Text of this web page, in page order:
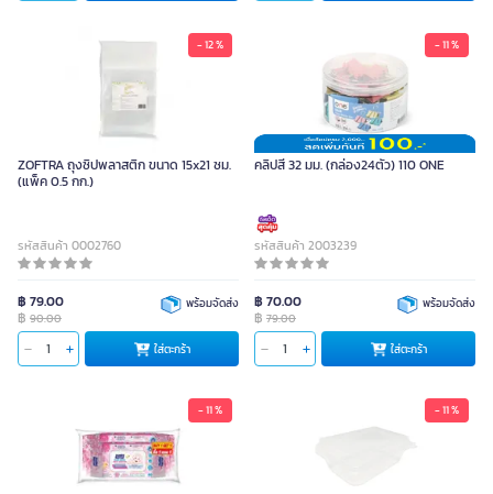
- 12 %
ZOFTRA ถุงซิปพลาสติก ขนาด 15x21 ซม.
(แพ็ค 0.5 กก.)
รหัสสินค้า 0002760
฿ 79.00
฿ 90.00
พร้อมจัดส่ง
ใส่ตะกร้า
- 11 %
คลิปสี 32 มม. (กล่อง24ตัว) 110 ONE
รหัสสินค้า 2003239
฿ 70.00
฿ 79.00
พร้อมจัดส่ง
ใส่ตะกร้า
- 11 % - 11 %